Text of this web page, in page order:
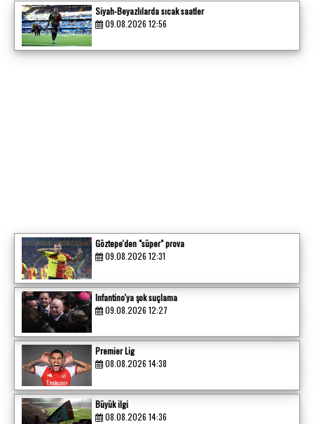
Siyah-Beyazlılarda sıcak saatler
09.08.2026 12:56
Göztepe'den "süper" prova
09.08.2026 12:31
Infantino'ya şok suçlama
09.08.2026 12:27
Premier Lig
08.08.2026 14:38
Büyük ilgi
08.08.2026 14:36